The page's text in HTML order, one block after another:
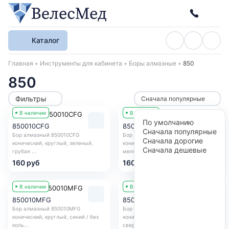
Каталог
Хлебные крошки
Главная Инструменты для кабинета Боры алмазные 850
850
Фильтры Сначала популярные
По умолчанию
Сначала популярные
Сначала дорогие
Сначала дешевые
В наличии
850010CFG
Бор алмазный 850010CFG
конический, круглый, зеленый,
грубая ...
160 руб
В наличии
850010FFG
Бор алмазный 850010FFG
конический, круглый, красный,
мелкая ...
160 руб
В наличии
850010MFG
Бор алмазный 850010MFG
конический, круглый, синий / без
коль...
В наличии
850010SFFG
Бор алмазный 850010SFFG
конический, круглый, желтый,
сверхме...